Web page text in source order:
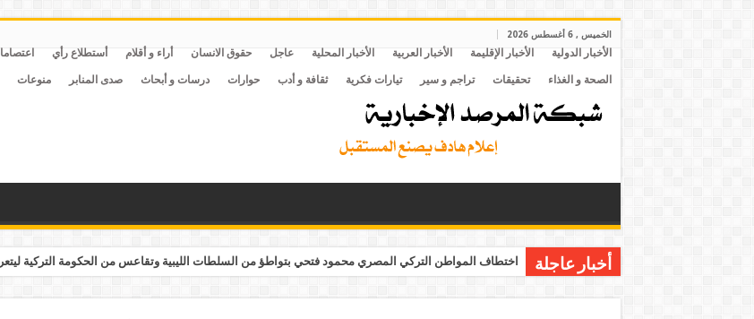
الخميس , 6 أغسطس 2026
الأخبار الدولية الأخبار الإقليمة الأخبار العربية الأخبار المحلية عاجل حقوق الانسان أراء و أقلام أستطلاع رأي
الصحة و الغذاء تحقيقات تراجم و سير تيارات فكرية ثقافة و أدب حوارات درسات و أبحاث صدى المنابر منوعات
أخبار عاجلة اختطاف المواطن التركي المصري محمود فتحي بتواطؤ من السلطات الليبية وتقاعس من الحكومة التركية